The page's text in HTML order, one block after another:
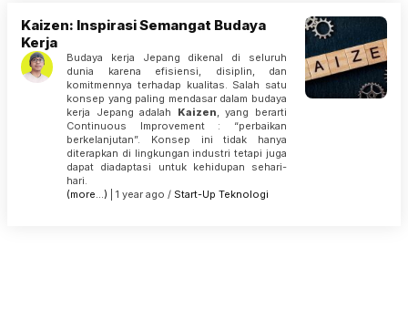
Kaizen: Inspirasi Semangat Budaya
Kerja
Budaya kerja Jepang dikenal di seluruh
dunia karena efisiensi, disiplin, dan
komitmennya terhadap kualitas. Salah satu
konsep yang paling mendasar dalam budaya
kerja Jepang adalah Kaizen, yang berarti
Continuous Improvement : “perbaikan
berkelanjutan”. Konsep ini tidak hanya
diterapkan di lingkungan industri tetapi juga
dapat diadaptasi untuk kehidupan sehari-
hari.
(more…) | 1 year ago / Start-Up Teknologi